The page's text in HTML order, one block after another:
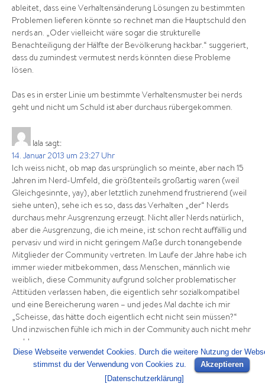
ableitet, dass eine Verhaltensänderung Lösungen zu bestimmten
Problemen lieferen könnte so rechnet man die Hauptschuld den
nerds an. „Oder vielleicht wäre sogar die strukturelle
Benachteiligung der Hälfte der Bevölkerung hackbar.“ suggeriert,
dass du zumindest vermutest nerds könnten diese Probleme
lösen.
Das es in erster Linie um bestimmte Verhaltensmuster bei nerds
geht und nicht um Schuld ist aber durchaus rübergekommen.
lala sagt:
14. Januar 2013 um 23:27 Uhr
Ich weiss nicht, ob map das ursprünglich so meinte, aber nach 15
Jahren im Nerd-Umfeld, die größtenteils großartig waren (weil
Gleichgesinnte, yay), aber letztlich zunehmend frustrierend (weil
siehe unten), sehe ich es so, dass das Verhalten „der“ Nerds
durchaus mehr Ausgrenzung erzeugt. Nicht aller Nerds natürlich,
aber die Ausgrenzung, die ich meine, ist schon recht auffällig und
pervasiv und wird in nicht geringem Maße durch tonangebende
Mitglieder der Community vertreten. Im Laufe der Jahre habe ich
immer wieder mitbekommen, dass Menschen, männlich wie
weiblich, diese Community aufgrund solcher problematischer
Attitüden verlassen haben, die eigentlich sehr sozialkompatibel
und eine Bereicherung waren – und jedes Mal dachte ich mir
„Scheisse, das hätte doch eigentlich echt nicht sein müssen?“
Und inzwischen fühle ich mich in der Community auch nicht mehr
wohl.
Und ja, in diesem Punkt _rechne_ ich den (betroffenen) Nerds die
Schuld an. Weil ihr Verhalten unnötigerweise ausgrenzt, und sie
Diese Webseite verwendet Cookies. Durch die weitere Nutzung der
stimmst du der Verwendung von Cookies zu.
Akzeptieren
[Datenschutzerklärung]